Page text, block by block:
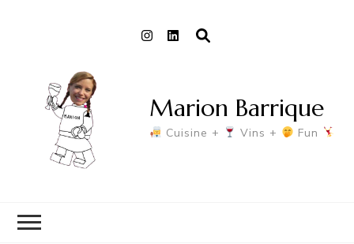
Marion Barrique
Cuisine + Vins + Fun